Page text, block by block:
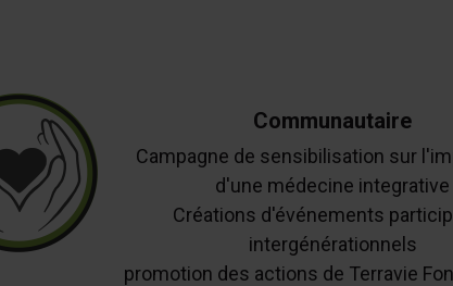
Communautaire
Campagne de sensibilisation sur
d'une médecine integrative
Créations d'événements
intergénérationnels
promotion des actions de Terravie